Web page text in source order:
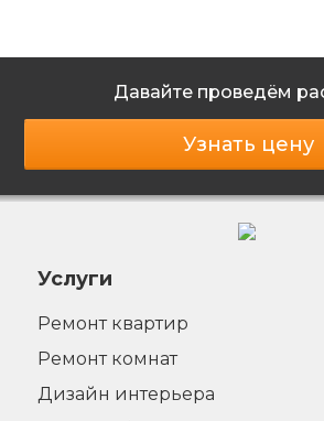
Давайте проведём
Узнать цену
Услуги
Ремонт квартир
Ремонт комнат
Дизайн интерьера